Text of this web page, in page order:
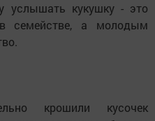
услышать кукушку - это
семействе, а молодым
крошили кусочек